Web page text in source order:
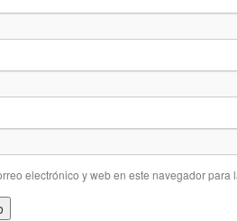
electrónico y web en este navegador para